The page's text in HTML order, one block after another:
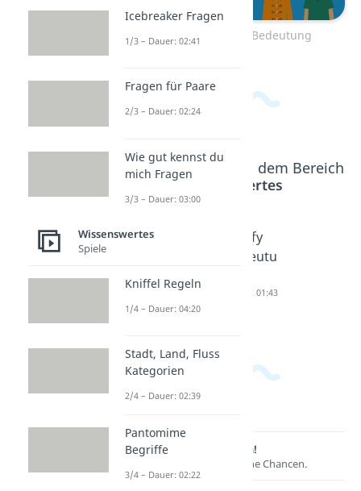
Zum Video: Delulu Bedeutung
Beliebte Inhalte aus dem Bereich
Wissenswertes
egozent
Bedeutu
Dauer: 04:05
Bedeutu
ng
Dauer: 01:04
Goofy
Bedeutu
Dauer: 01:43
Lernen lohnt sich!
Entdecke hier deine Chancen.
Icebreaker Fragen
1/3 – Dauer: 02:41
Fragen für Paare
2/3 – Dauer: 02:24
Wie gut kennst du
mich Fragen
3/3 – Dauer: 03:00
Wissenswertes
Spiele
Kniffel Regeln
1/4 – Dauer: 04:20
Stadt, Land, Fluss
Kategorien
2/4 – Dauer: 02:39
Pantomime
Begriffe
3/4 – Dauer: 02:22